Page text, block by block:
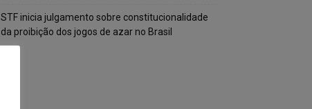
STF inicia julgamento sobre constitucionalidade
da proibição dos jogos de azar no Brasil